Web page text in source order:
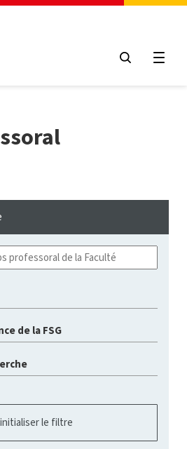
Aller au contenu principal
de la FSG